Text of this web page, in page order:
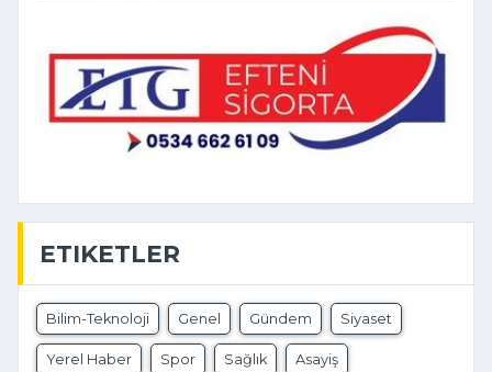
ETIKETLER
Bilim-Teknoloji Genel Gündem Siyaset
Yerel Haber Spor Sağlık Asayiş